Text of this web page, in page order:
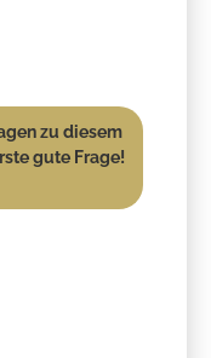
zu diesem
gute Frage!